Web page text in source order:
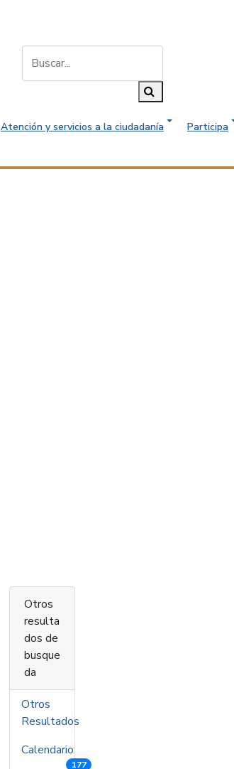
Atención y servicios a la ciudadanía Participa
Otros
resulta
dos de
busque
da
Otros
Resultados
Calendario
177